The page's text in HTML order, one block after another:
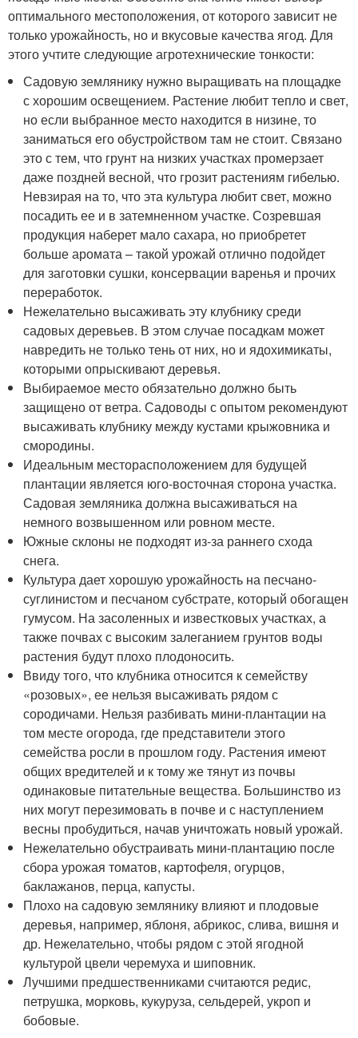
оптимального местоположения, от которого зависит не
только урожайность, но и вкусовые качества ягод. Для
этого учтите следующие агротехнические тонкости:
Садовую землянику нужно выращивать на площадке
с хорошим освещением. Растение любит тепло и свет,
но если выбранное место находится в низине, то
заниматься его обустройством там не стоит. Связано
это с тем, что грунт на низких участках промерзает
даже поздней весной, что грозит растениям гибелью.
Невзирая на то, что эта культура любит свет, можно
посадить ее и в затемненном участке. Созревшая
продукция наберет мало сахара, но приобретет
больше аромата – такой урожай отлично подойдет
для заготовки сушки, консервации варенья и прочих
переработок.
Нежелательно высаживать эту клубнику среди
садовых деревьев. В этом случае посадкам может
навредить не только тень от них, но и ядохимикаты,
которыми опрыскивают деревья.
Выбираемое место обязательно должно быть
защищено от ветра. Садоводы с опытом рекомендуют
высаживать клубнику между кустами крыжовника и
смородины.
Идеальным месторасположением для будущей
плантации является юго-восточная сторона участка.
Садовая земляника должна высаживаться на
немного возвышенном или ровном месте.
Южные склоны не подходят из-за раннего схода
снега.
Культура дает хорошую урожайность на песчано-
суглинистом и песчаном субстрате, который обогащен
гумусом. На засоленных и известковых участках, а
также почвах с высоким залеганием грунтов воды
растения будут плохо плодоносить.
Ввиду того, что клубника относится к семейству
«розовых», ее нельзя высаживать рядом с
сородичами. Нельзя разбивать мини-плантации на
том месте огорода, где представители этого
семейства росли в прошлом году. Растения имеют
общих вредителей и к тому же тянут из почвы
одинаковые питательные вещества. Большинство из
них могут перезимовать в почве и с наступлением
весны пробудиться, начав уничтожать новый урожай.
Нежелательно обустраивать мини-плантацию после
сбора урожая томатов, картофеля, огурцов,
баклажанов, перца, капусты.
Плохо на садовую землянику влияют и плодовые
деревья, например, яблоня, абрикос, слива, вишня и
др. Нежелательно, чтобы рядом с этой ягодной
культурой цвели черемуха и шиповник.
Лучшими предшественниками считаются редис,
петрушка, морковь, кукуруза, сельдерей, укроп и
бобовые.